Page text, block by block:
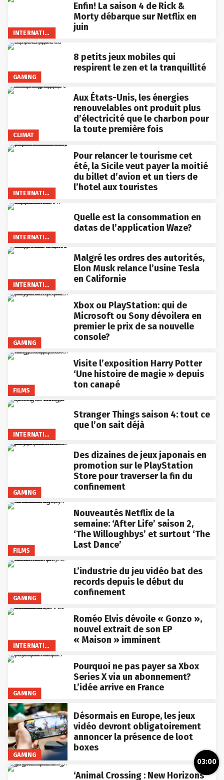
INTERNATIONAL
Enfin! La saison 4 de Rick &
Morty débarque sur Netflix en
juin
GAMING
8 petits jeux mobiles qui
respirent le zen et la tranquillité
CLIMAT
Aux États-Unis, les énergies
renouvelables ont produit plus
d’électricité que le charbon pour
la toute première fois
INTERNATIONAL
Pour relancer le tourisme cet
été, la Sicile veut payer la moitié
du billet d’avion et un tiers de
l’hotel aux touristes
INTERNATIONAL
Quelle est la consommation en
datas de l’application Waze?
INTERNATIONAL
Malgré les ordres des autorités,
Elon Musk relance l’usine Tesla
en Californie
GAMING
Xbox ou PlayStation: qui de
Microsoft ou Sony dévoilera en
premier le prix de sa nouvelle
console?
FILMS
Visite l’exposition Harry Potter
‘Une histoire de magie » depuis
ton canapé
INTERNATIONAL
Stranger Things saison 4: tout ce
que l’on sait déjà
GAMING
Des dizaines de jeux japonais en
promotion sur le PlayStation
Store pour traverser la fin du
confinement
FILMS
Nouveautés Netflix de la
semaine: ‘After Life’ saison 2,
‘The Willoughbys’ et surtout ‘The
Last Dance’
GAMING
L’industrie du jeu vidéo bat des
records depuis le début du
confinement
INTERNATIONAL
Roméo Elvis dévoile « Gonzo »,
nouvel extrait de son EP
« Maison » imminent
GAMING
Pourquoi ne pas payer sa Xbox
Series X via un abonnement?
L’idée arrive en France
GAMING
Désormais en Europe, les jeux
vidéo devront obligatoirement
annoncer la présence de loot
boxes
‘Animal Crossing : New Horizons’
03:00